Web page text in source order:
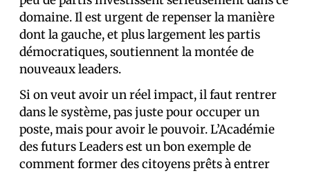
domaine. Il est urgent de repenser la manière
dont la gauche, et plus largement les partis
démocratiques, soutiennent la montée de
nouveaux leaders.
Si on veut avoir un réel impact, il faut rentrer
dans le système, pas juste pour occuper un
poste, mais pour avoir le pouvoir. L’Académie
des futurs Leaders est un bon exemple de
comment former des citoyens prêts à entrer